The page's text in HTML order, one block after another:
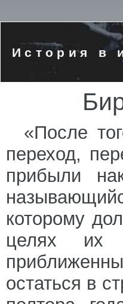
История в
«После
переход,
прибыли
которому
целях их
остаться в